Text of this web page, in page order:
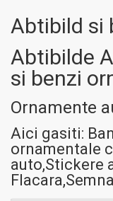
Abtibild si
Abtibilde
si benzi
Ornamente
Aici gasiti:
ornamentale
auto,Stickere